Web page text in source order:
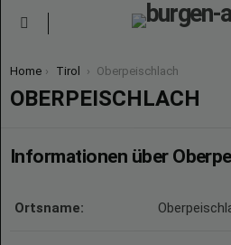
You are here:
Home Tirol Oberpeischlach
OBERPEISCHLACH
Informationen über
Ortsname: